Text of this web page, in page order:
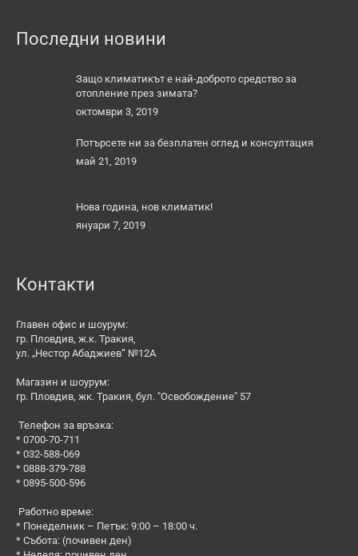
2112.29 лв..
Последни новини
Защо климатикът е най-доброто средство за
отопление през зимата?
октомври 3, 2019
Потърсете ни за безплатен оглед и консултация
май 21, 2019
Нова година, нов климатик!
януари 7, 2019
Контакти
Главен офис и шоурум:
гр. Пловдив, ж.к. Тракия,
ул. „Нестор Абаджиев“ №12А
Магазин и шоурум:
гр. Пловдив, жк. Тракия, бул. "Освобождение" 57
Телефон за връзка:
* 0700-70-711
* 032-588-069
* 0888-379-788
* 0895-500-596
Работно време:
* Понеделник – Петък: 9:00 – 18:00 ч.
* Събота: (почивен ден)